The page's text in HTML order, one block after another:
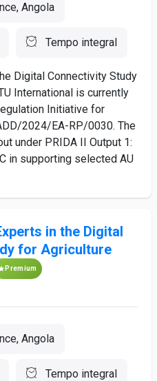
Angola
Tempo integral
Digital Connectivity Study
International is currently
Initiative for
2024/EA-RP/0030. The
under PRIDA II Output 1:
in supporting selected AU
in the Digital
for Agriculture
Premium
Angola
Tempo integral